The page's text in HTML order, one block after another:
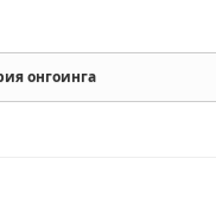
онгоинга
북5
북5